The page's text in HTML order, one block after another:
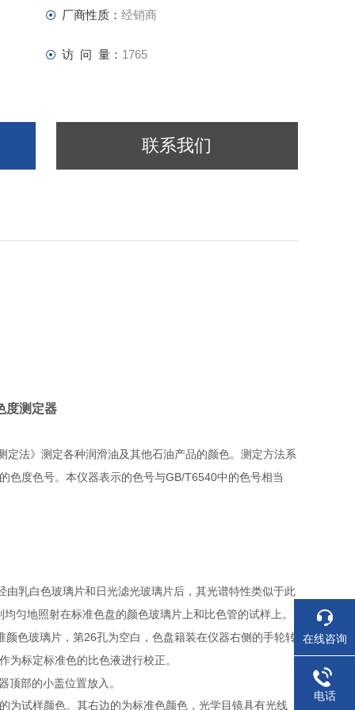
厂商性质： 经销商
访 问 量： 1765
联系我们
度测定器
定法》测定各种润滑油及其他石油产品的颜色。测定方法系
色度色号。本仪器表示的色号与GB/T6540中的色号相当
由乳白色玻璃片和日光滤光玻璃片后，其光谱特性类似于此
匀地照射在标准色盘的颜色玻璃片上和比色管的试样上。
颜色玻璃片，第26孔为空白，色盘籍装在仪器右侧的手轮转
为标定标准色的比色液进行校正。
顶部的小盖位置放入。
为试样颜色。其右边的为标准色颜色，光学目镜具有光线
在线咨询
电话